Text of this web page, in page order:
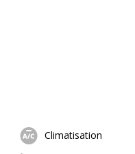
Climatisation